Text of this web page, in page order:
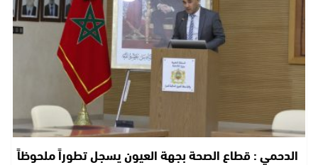
الدحمي : قطاع الصحة بجهة العيون يسجل تطوراً ملحوظاً